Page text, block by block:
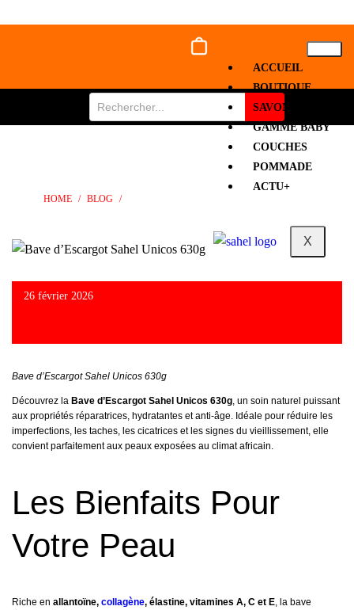
ACCUEIL
BOUTIQUE
SAVON
GAMME BABY
COUCHES
POMMADE
ACTU+
X
HOME / BLOG /
26 février 2026
Bave d’Escargot Sahel Unicos 630g
Découvrez la Bave d’Escargot Sahel Unicos 630g, un soin naturel puissant
aux propriétés réparatrices, hydratantes et anti-âge. Idéale pour réduire les
imperfections, les taches, les cicatrices et les signes du vieillissement, elle
convient parfaitement aux peaux exposées au climat africain.
Les Bienfaits Pour
Votre Peau
Riche en allantoïne, collagène, élastine, vitamines A, C et E , la bave